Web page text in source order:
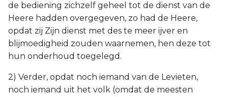
de bediening zichzelf geheel tot de dienst van de
Heere hadden overgegeven, zo had de Heere,
opdat zij Zijn dienst met des te meer ijver en
blijmoedigheid zouden waarnemen, hen deze tot
hun onderhoud toegelegd.
2) Verder, opdat noch iemand van de Levieten,
noch iemand uit het volk (omdat de meesten